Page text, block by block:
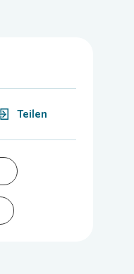
Teilen